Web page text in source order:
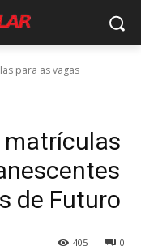
para as vagas
matrículas
de Futuro
0
405